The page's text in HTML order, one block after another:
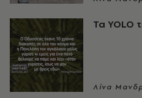
Τα YOLO
Λίνα